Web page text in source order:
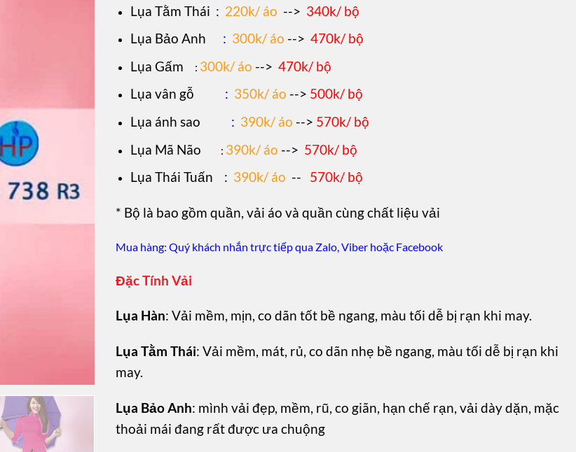
Lụa Tằm Thái : 220k/ áo --> 340k/ bộ
Lụa Bảo Anh
: 300k/ áo --> 470k/ bộ
Lụa Gấm
: 300k/ áo --> 470k/ bộ
Lụa vân gỗ : 350k/ áo --> 500k/ bộ
Lụa ánh sao : 390k/ áo --> 570k/ bộ
Lụa Mã Não
: 390k/ áo --> 570k/ bộ
Lụa Thái Tuấn
: 390k/ áo -- 570k/ bộ
* Bộ là bao gồm quần, vải áo và quần cùng chất liệu vải
Mua hàng: Quý khách nhắn trực tiếp qua Zalo, Viber hoặc Facebook
Đặc Tính Vải
Lụa Hàn: Vải mềm, mịn, co dãn tốt bề ngang, màu tối dễ bị rạn khi may.
Lụa Tằm Thái: Vải mềm, mát, rủ, co dãn nhẹ bề ngang, màu tối dễ bị rạn khi
may.
Lụa Bảo Anh: mình vải đẹp, mềm, rũ, co giãn, hạn chế rạn, vải dày dặn, mặc
thoải mái đang rất được ưa chuộng